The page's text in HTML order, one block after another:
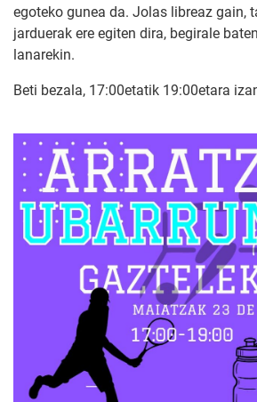
egoteko gunea da. Jolas libreaz gain,
jarduerak ere egiten dira, begirale
lanarekin.
Beti bezala, 17:00etatik 19:00etara